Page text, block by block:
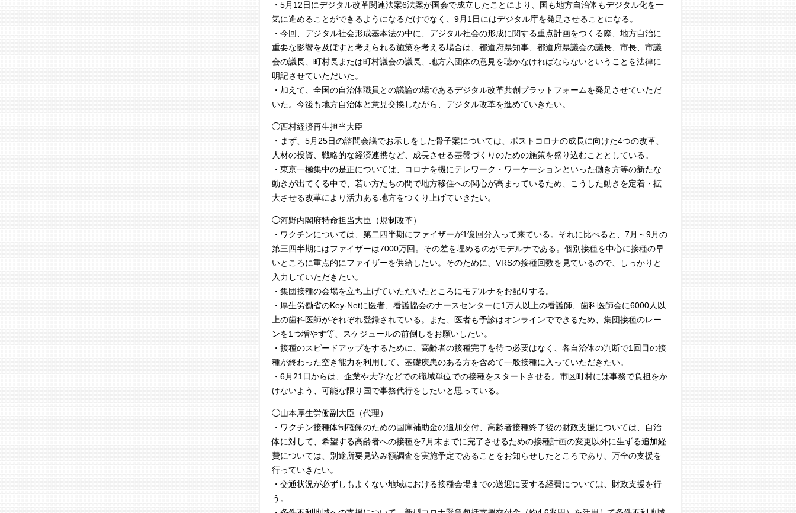
・5月12日にデジタル改革関連法案6法案が国会で成立したことにより、国も地方自治体もデジタル化を一
気に進めることができるようになるだけでなく、9月1日にはデジタル庁を発足させることになる。
・今回、デジタル社会形成基本法の中に、デジタル社会の形成に関する重点計画をつくる際、地方自治に
重要な影響を及ぼすと考えられる施策を考える場合は、都道府県知事、都道府県議会の議長、市長、市議
会の議長、町村長または町村議会の議長、地方六団体の意見を聴かなければならないということを法律に
明記させていただいた。
・加えて、全国の自治体職員との議論の場であるデジタル改革共創プラットフォームを発足させていただ
いた。今後も地方自治体と意見交換しながら、デジタル改革を進めていきたい。
◯西村経済再生担当大臣
・まず、5月25日の諮問会議でお示しをした骨子案については、ポストコロナの成長に向けた4つの改革、
人材の投資、戦略的な経済連携など、成長させる基盤づくりのための施策を盛り込むこととしている。
・東京一極集中の是正については、コロナを機にテレワーク・ワーケーションといった働き方等の新たな
動きが出てくる中で、若い方たちの間で地方移住への関心が高まっているため、こうした動きを定着・拡
大させる改革により活力ある地方をつくり上げていきたい。
◯河野内閣府特命担当大臣（規制改革）
・ワクチンについては、第二四半期にファイザーが1億回分入って来ている。それに比べると、7月～9月の
第三四半期にはファイザーは7000万回。その差を埋めるのがモデルナである。個別接種を中心に接種の早
いところに重点的にファイザーを供給したい。そのために、VRSの接種回数を見ているので、しっかりと
入力していただきたい。
・集団接種の会場を立ち上げていただいたところにモデルナをお配りする。
・厚生労働省のKey-Netに医者、看護協会のナースセンターに1万人以上の看護師、歯科医師会に6000人以
上の歯科医師がそれぞれ登録されている。また、医者も予診はオンラインでできるため、集団接種のレー
ンを1つ増やす等、スケジュールの前倒しをお願いしたい。
・接種のスピードアップをするために、高齢者の接種完了を待つ必要はなく、各自治体の判断で1回目の接
種が終わった空き能力を利用して、基礎疾患のある方を含めて一般接種に入っていただきたい。
・6月21日からは、企業や大学などでの職域単位での接種をスタートさせる。市区町村には事務で負担をか
けないよう、可能な限り国で事務代行をしたいと思っている。
◯山本厚生労働副大臣（代理）
・ワクチン接種体制確保のための国庫補助金の追加交付、高齢者接種終了後の財政支援については、自治
体に対して、希望する高齢者への接種を7月末までに完了させるための接種計画の変更以外に生ずる追加経
費については、別途所要見込み額調査を実施予定であることをお知らせしたところであり、万全の支援を
行っていきたい。
・交通状況が必ずしもよくない地域における接種会場までの送迎に要する経費については、財政支援を行
う。